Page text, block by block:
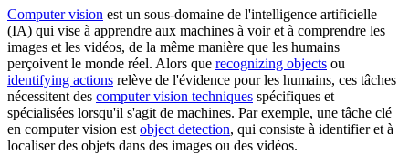
Computer vision est un sous-domaine de l'intelligence artificielle
(IA) qui vise à apprendre aux machines à voir et à comprendre les
images et les vidéos, de la même manière que les humains
perçoivent le monde réel. Alors que recognizing objects ou
identifying actions relève de l'évidence pour les humains, ces tâches
nécessitent des computer vision techniques spécifiques et
spécialisées lorsqu'il s'agit de machines. Par exemple, une tâche clé
en computer vision est object detection, qui consiste à identifier et à
localiser des objets dans des images ou des vidéos.